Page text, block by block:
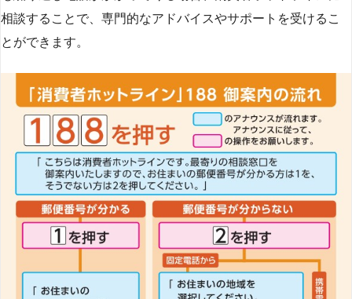
相談することで、専門的なアドバイスやサポートを受けるこ
とができます​​。